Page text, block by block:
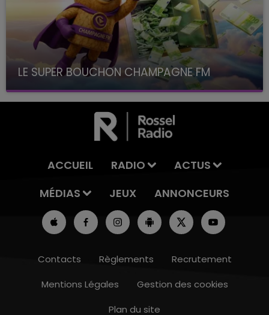
LE SUPER BOUCHON CHAMPAGNE FM
avec La Famille Champagne FM, à 8H10
ACCUEIL RADIO
ACTUS
MÉDIAS
JEUX ANNONCEURS
Contacts Règlements
Recrutement
Mentions Légales
Gestion des cookies
Plan du site